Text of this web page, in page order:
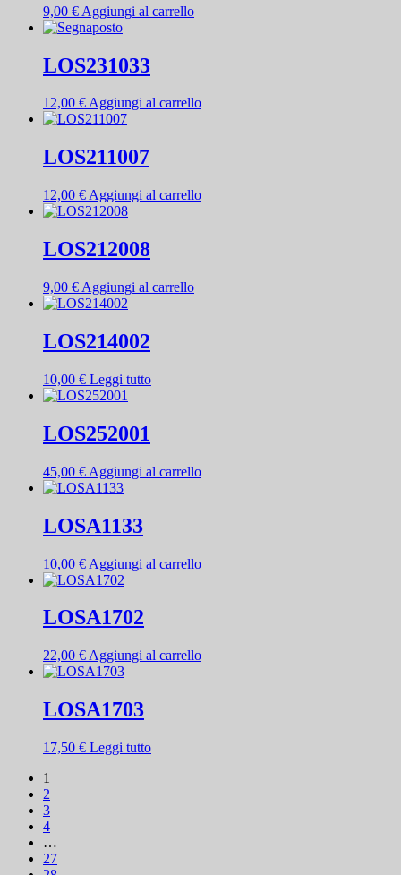
9,00 € Aggiungi al carrello
LOS231033
12,00 €Aggiungi al carrello
LOS211007
12,00 € Aggiungi al carrello
LOS212008
9,00 € Aggiungi al carrello
LOS214002
10,00 € Leggi tutto
LOS252001
45,00 € Aggiungi al carrello
LOSA1133
10,00 € Aggiungi al carrello
LOSA1702
22,00 € Aggiungi al carrello
LOSA1703
17,50 € Leggi tutto
1
2
3
4
…
27